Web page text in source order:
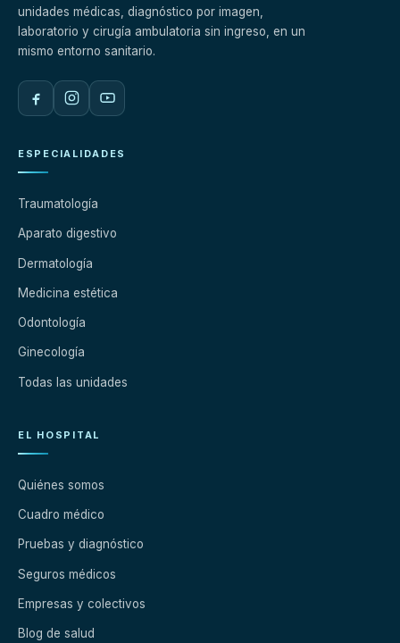
unidades médicas, diagnóstico por imagen,
laboratorio y cirugía ambulatoria sin ingreso, en un
mismo entorno sanitario.
ESPECIALIDADES
Traumatología
Aparato digestivo
Dermatología
Medicina estética
Odontología
Ginecología
Todas las unidades
EL HOSPITAL
Quiénes somos
Cuadro médico
Pruebas y diagnóstico
Seguros médicos
Empresas y colectivos
Blog de salud